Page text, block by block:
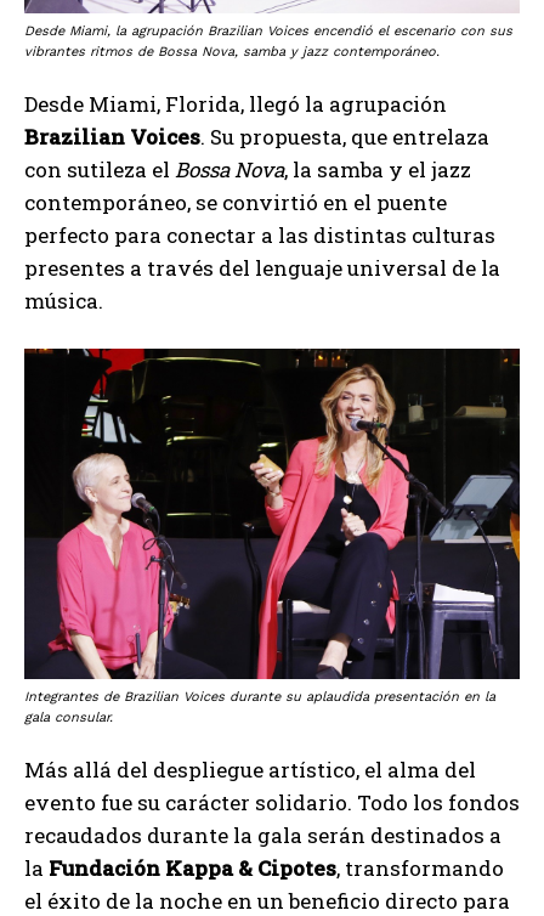
Desde Miami, la agrupación Brazilian Voices encendió el escenario con sus
vibrantes ritmos de Bossa Nova, samba y jazz contemporáneo.
Desde Miami, Florida, llegó la agrupación
Brazilian Voices. Su propuesta, que entrelaza
con sutileza el Bossa Nova, la samba y el jazz
contemporáneo, se convirtió en el puente
perfecto para conectar a las distintas culturas
presentes a través del lenguaje universal de la
música.
Integrantes de Brazilian Voices durante su aplaudida presentación en la
gala consular.
Más allá del despliegue artístico, el alma del
evento fue su carácter solidario. Todo los fondos
recaudados durante la gala serán destinados a
la Fundación Kappa & Cipotes, transformando
el éxito de la noche en un beneficio directo para